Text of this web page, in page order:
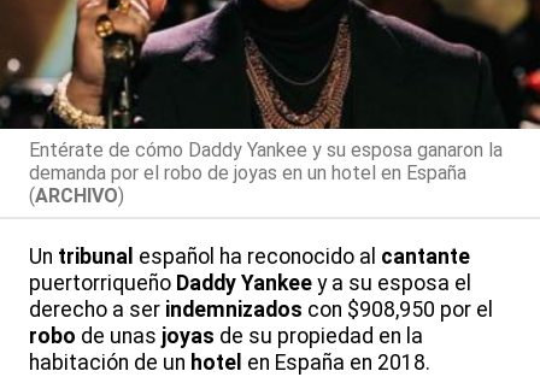
Entérate de cómo Daddy Yankee y su esposa ganaron la
demanda por el robo de joyas en un hotel en España
(ARCHIVO)
Un tribunal español ha reconocido al cantante
puertorriqueño Daddy Yankee y a su esposa el
derecho a ser indemnizados con $908,950 por el
robo de unas joyas de su propiedad en la
habitación de un hotel en España en 2018.